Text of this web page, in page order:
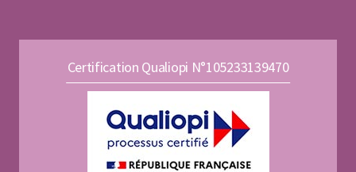
Certification Qualiopi N°105233139470